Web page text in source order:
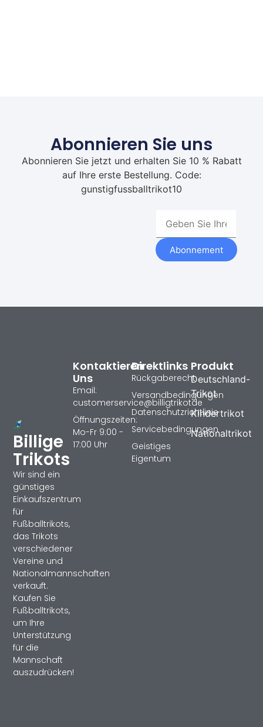
Abonnieren Sie uns
Abonnieren Sie jetzt und erhalten Sie 10 % Rabatt
auf Ihre erste Bestellung. Code:
gunstigfussballtrikot10
Abonnement
Billige
Trikots
Wir sind ein
günstiges
Einkaufszentrum
für
Fußballtrikots,
das Trikots
verschiedener
Vereine und
Nationalmannschaften
verkauft.
Kaufen Sie
Fußballtrikots,
um Ihre
Unterstützung
für die
Mannschaft
auszudrücken!
Produkt
Deutschland-
Trikot
Kindertrikot
Nationaltrikot
Direktlinks
Rückgaberecht
Versandbedingungen
Datenschutzrichtlinie
Servicebedingungen
Geistiges
Eigentum
Kontaktieren
Uns
Email:
customerservice@billigtrikotde
Öffnungszeiten:
Mo-Fr 9:00 -
17:00 Uhr